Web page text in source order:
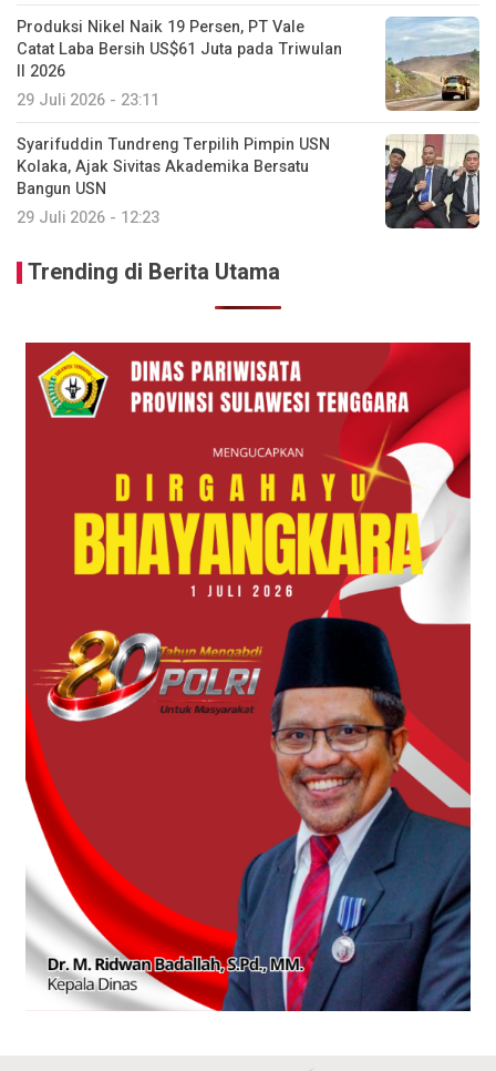
Produksi Nikel Naik 19 Persen, PT Vale
Catat Laba Bersih US$61 Juta pada Triwulan
II 2026
29 Juli 2026 - 23:11
Syarifuddin Tundreng Terpilih Pimpin USN
Kolaka, Ajak Sivitas Akademika Bersatu
Bangun USN
29 Juli 2026 - 12:23
Trending di Berita Utama